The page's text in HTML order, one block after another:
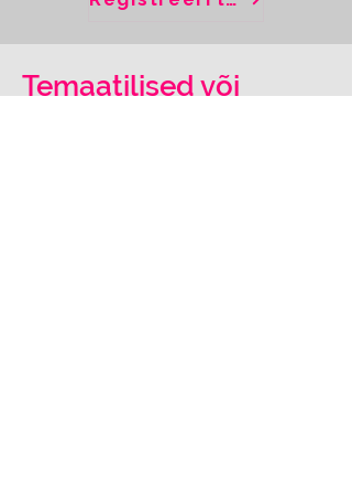
liikmetele üldkoosolekul, kevad-
või sügiskoolis.
Temaatilised või